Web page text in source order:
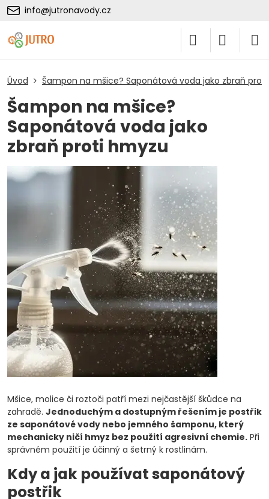
info@jutronavody.cz
Úvod Šampon na mšice? Saponátová voda jako zbraň
Šampon na mšice?
Saponátová voda jako
zbraň proti hmyzu
Mšice, molice či roztoči patří mezi nejčastější škůdce na
zahradě. Jednoduchým a dostupným řešením je postřik
ze saponátové vody nebo jemného šamponu, který
mechanicky ničí hmyz bez použití agresivní chemie. Při
správném použití je účinný a šetrný k rostlinám.
Kdy a jak používat saponátový
postřik